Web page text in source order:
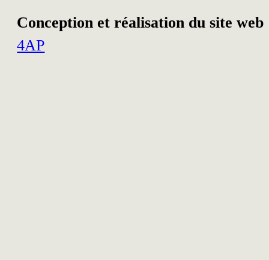
Conception et réalisation du site web
4AP